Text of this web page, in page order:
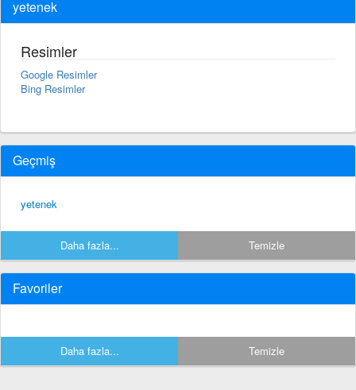
yetenek
Resimler
Google Resimler
Bing Resimler
Geçmiş
yetenek
Daha fazla... Temizle
Favoriler
Daha fazla... Temizle